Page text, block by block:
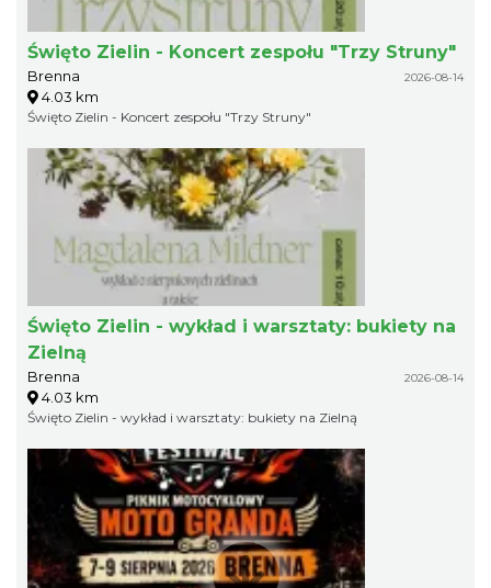
Święto Zielin - Koncert zespołu "Trzy Struny"
Brenna 2026-08-14
4.03 km
Święto Zielin - Koncert zespołu "Trzy Struny"
Święto Zielin - wykład i warsztaty: bukiety na
Zielną
Brenna 2026-08-14
4.03 km
Święto Zielin - wykład i warsztaty: bukiety na Zielną